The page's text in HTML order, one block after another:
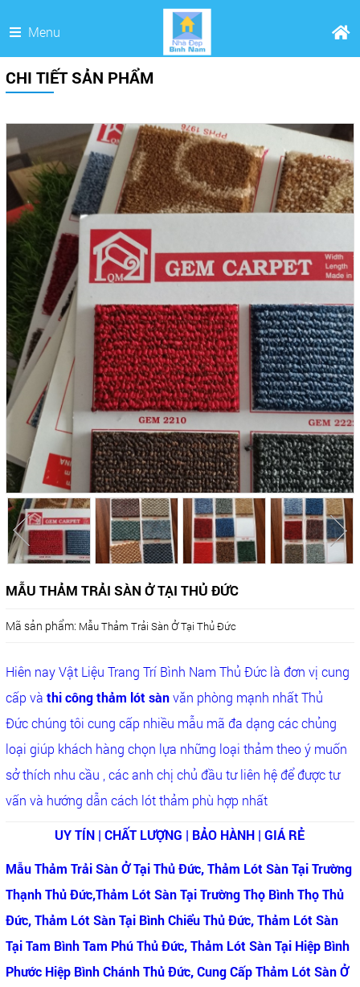
Menu
CHI TIẾT SẢN PHẨM
MẪU THẢM TRẢI SÀN Ở TẠI THỦ ĐỨC
Mã sản phẩm: Mẫu Thảm Trải Sàn Ở Tại Thủ Đức
Hiên nay Vật Liệu Trang Trí Bình Nam Thủ Đức là đơn vị cung
cấp và thi công thảm lót sànvăn phòng mạnh nhất Thủ
Đức chúng tôi cung cấp nhiều mẫu mã đa dạng các chủng
loại giúp khách hàng chọn lựa những loại thảm theo ý muốn
sở thích nhu cầu , các anh chị chủ đầu tư liên hệ để được tư
vấn và hướng dẫn cách lót thảm phù hợp nhất
UY TÍN | CHẤT LƯỢNG | BẢO HÀNH | GIÁ RẺ
Mẫu Thảm Trải Sàn Ở Tại Thủ Đức, Thảm Lót Sàn Tại Trường
Thạnh Thủ Đức,Thảm Lót Sàn Tại Trường Thọ Bình Thọ Thủ
Đức, Thảm Lót Sàn Tại Bình Chiểu Thủ Đức, Thảm Lót Sàn
Tại Tam Bình Tam Phú Thủ Đức, Thảm Lót Sàn Tại Hiệp Bình
Phước Hiệp Bình Chánh Thủ Đức, Cung Cấp Thảm Lót Sàn Ở